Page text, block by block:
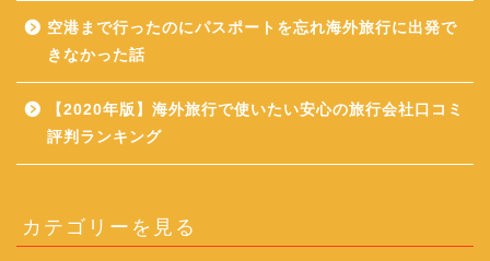
空港まで行ったのにパスポートを忘れ海外旅行に出発で
きなかった話
【2020年版】海外旅行で使いたい安心の旅行会社口コミ
評判ランキング
カテゴリーを見る